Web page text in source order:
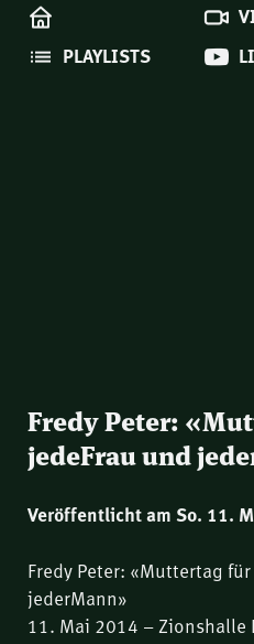
PLAYLISTS
Fredy Peter:
jedeFrau und
Veröffentlicht am So. 11.
Fredy Peter: «Muttertag
jederMann»
11. Mai 2014 – Zionshalle